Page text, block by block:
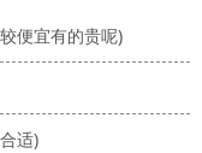
便宜有的贵呢)
适)